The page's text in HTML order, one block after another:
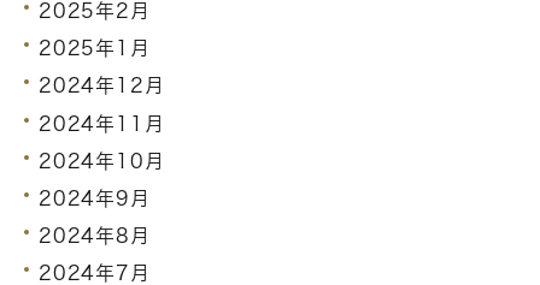
2025年2月
2025年1月
2024年12月
2024年11月
2024年10月
2024年9月
2024年8月
2024年7月